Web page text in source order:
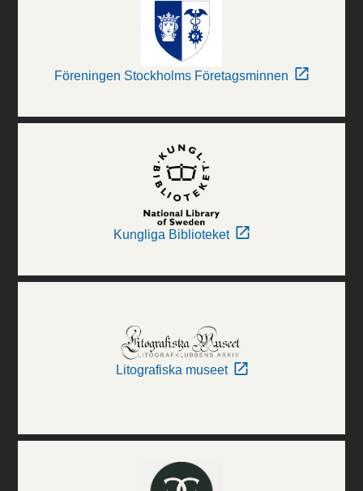
Föreningen Stockholms Företagsminnen
Kungliga Biblioteket
Litografiska museet